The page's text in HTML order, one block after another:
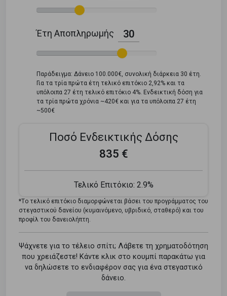
Έτη Αποπληρωμής 30
Παράδειγμα: Δάνειο 100.000€, συνολική διάρκεια 30 έτη.
Για τα τρία πρώτα έτη τελικό επιτόκιο 2,92% και τα
υπόλοιπα 27 έτη τελικό επιτόκιο 4%. Ενδεικτική δόση για
τα τρία πρώτα χρόνια ~420€ και για τα υπόλοιπα 27 έτη
~500€
Ποσό Ενδεικτικής Δόσης
835 €
Τελικό Επιτόκιο: 2.9%
*Tο τελικό επιτόκιο διαμορφώνεται βάσει του προγράμματος του
στεγαστικού δανείου (κυμαινόμενο, υβριδικό, σταθερό) και του
προφίλ του δανειολήπτη.
Ψάχνετε για το τέλειο σπίτι; Λάβετε τη χρηματοδότηση
που χρειάζεστε! Κάντε κλικ στο κουμπί παρακάτω για
να δηλώσετε το ενδιαφέρον σας για ένα στεγαστικό
δάνειο.